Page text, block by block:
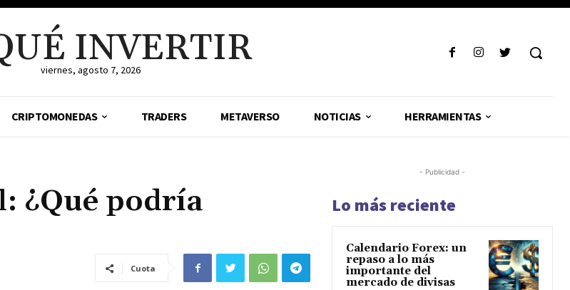
INVERTIR
viernes, agosto 7, 2026
CRIPTOMONEDAS TRADERS METAVERSO NOTICIAS HERRAMIENTAS
¿Qué podría
Cuota
- Publicidad -
Lo más reciente
Calendario Forex: un
repaso a lo más
importante del
mercado de divisas